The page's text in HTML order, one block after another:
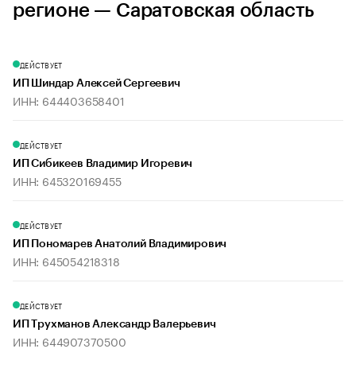
регионе — Саратовская область
ДЕЙСТВУЕТ
ИП Шиндар Алексей Сергеевич
ИНН: 644403658401
ДЕЙСТВУЕТ
ИП Сибикеев Владимир Игоревич
ИНН: 645320169455
ДЕЙСТВУЕТ
ИП Пономарев Анатолий Владимирович
ИНН: 645054218318
ДЕЙСТВУЕТ
ИП Трухманов Александр Валерьевич
ИНН: 644907370500